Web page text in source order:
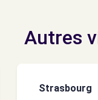
Autres
Strasbourg